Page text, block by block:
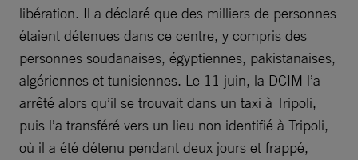
libération. Il a déclaré que des milliers de personnes
étaient détenues dans ce centre, y compris des
personnes soudanaises, égyptiennes, pakistanaises,
algériennes et tunisiennes. Le 11 juin, la DCIM l’a
arrêté alors qu’il se trouvait dans un taxi à Tripoli,
puis l’a transféré vers un lieu non identifié à Tripoli,
où il a été détenu pendant deux jours et frappé,